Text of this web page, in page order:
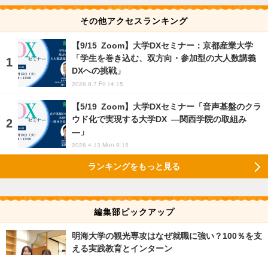
その他アクセスランキング
【9/15 Zoom】大学DXセミナー：京都産業大学
「学生を巻き込む、双方向・参加型の大人数講義
DXへの挑戦」
2026.8.7 Fri 14:15
【5/19 Zoom】大学DXセミナー「音声基盤のクラ
ウド化で実現する大学DX ―関西学院の取組み
―」
2026.4.13 Mon 9:15
ランキングをもっと見る
編集部ピックアップ
明海大学の観光専攻はなぜ就職に強い？100％を支
える実践教育とインターン